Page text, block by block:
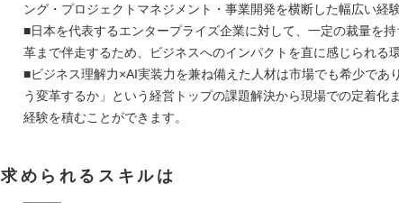
ング・プロジェクトマネジメント・事業開発を横断した幅広い経
■日本を代表するエンタープライズ企業に対して、一定の裁量を
革まで伴走するため、ビジネスへのインパクトを直に感じられる環
■ビジネス理解力×AI実装力を兼ね備えた人材は市場でも希少であ
う変革するか」という経営トップの課題解決から現場での定着化
経験を積むことができます。
求められるスキルは